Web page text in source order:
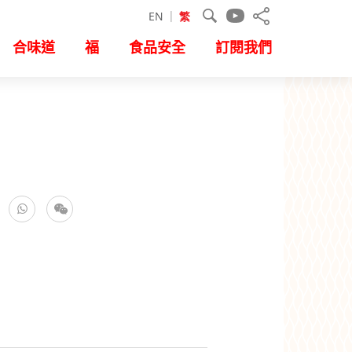
EN 繁
合味道 福 食品安全 訂閱我們
WhatsApp
微信